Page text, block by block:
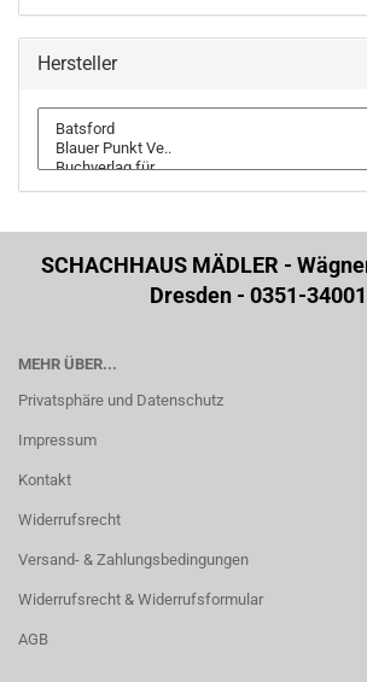
Hersteller
SCHACHHAUS MÄDLER -
Dresden - 0351-
MEHR ÜBER...
Privatsphäre und Datenschutz
Impressum
Kontakt
Widerrufsrecht
Versand- & Zahlungsbedingungen
Widerrufsrecht & Widerrufsformular
AGB